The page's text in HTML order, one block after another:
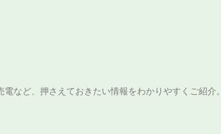
など、押さえておきたい情報をわかりやすくご紹介。